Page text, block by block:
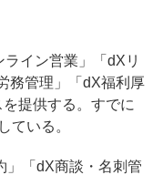
イン営業」「dXリ
務管理」「dX福利厚
提供する。すでに
ている。
」「dX商談・名刺管